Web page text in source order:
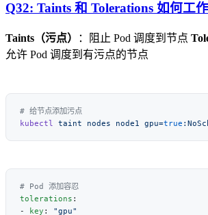
Q32: Taints 和 Tolerations 如何工作
Taints（污点） ：阻止 Pod 调度到节点
允许 Pod 调度到有污点的节点
kubectl
taint nodes node1 gpu=true
tolerations
-
key :